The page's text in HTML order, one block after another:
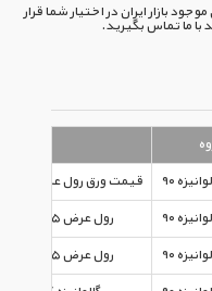
قیمت‌های موجود بازار ایران در اختیار شما قرار
ما تماس بگیرید.
۹۰
قیمت ورق رول عرض ۱.۲۵ گالوانیزه کاشان
۹۰
رول عرض ۱.۲۵ گالوانیزه کاشان
۹۰
رول عرض ۱.۲۵ گالوانیزه کاشان